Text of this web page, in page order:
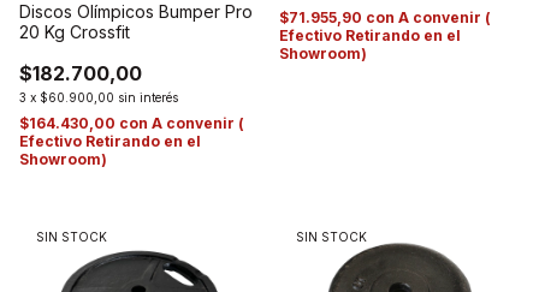
Discos Olímpicos Bumper Pro
20 Kg Crossfit
$182.700,00
3 x $60.900,00 sin interés
$164.430,00 con A convenir (
Efectivo Retirando en el
Showroom)
$71.955,90 con A convenir (
Efectivo Retirando en el
Showroom)
SIN STOCK SIN STOCK